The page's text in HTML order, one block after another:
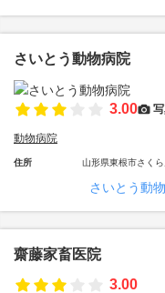
さいとう動物病院
3.00
動物病院
住所 山形県東根市さく
さいとう動
齋藤家畜医院
3.00